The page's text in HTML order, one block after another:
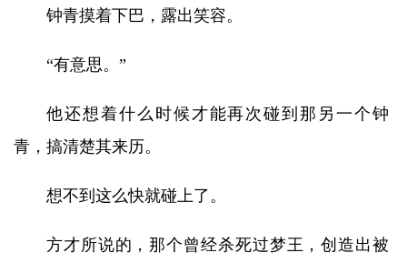
钟青摸着下巴，露出笑容。
“有意思。”
他还想着什么时候才能再次碰到那另一个钟
青，搞清楚其来历。
想不到这么快就碰上了。
方才所说的，那个曾经杀死过梦王，创造出被